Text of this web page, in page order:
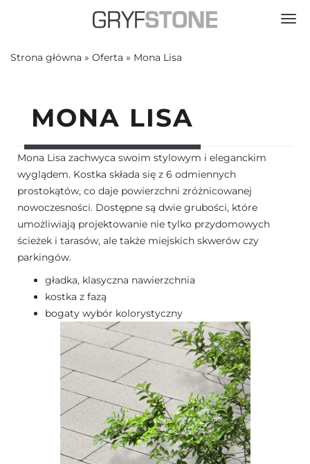
Strona główna » Oferta » Mona Lisa
MONA LISA
Mona Lisa zachwyca swoim stylowym i eleganckim
wyglądem. Kostka składa się z 6 odmiennych
prostokątów, co daje powierzchni zróżnicowanej
nowoczesności. Dostępne są dwie grubości, które
umożliwiają projektowanie nie tylko przydomowych
ścieżek i tarasów, ale także miejskich skwerów czy
parkingów.
gładka, klasyczna nawierzchnia
kostka z fazą
bogaty wybór kolorystyczny